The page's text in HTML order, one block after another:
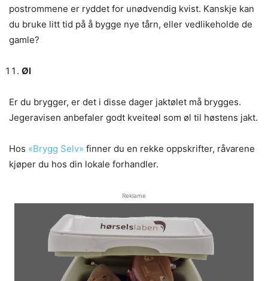
postrommene er ryddet for unødvendig kvist. Kanskje kan
du bruke litt tid på å bygge nye tårn, eller vedlikeholde de
gamle?
Øl
Er du brygger, er det i disse dager jaktølet må brygges.
Jegeravisen anbefaler godt kveiteøl som øl til høstens jakt.
Hos «Brygg Selv» finner du en rekke oppskrifter, råvarene
kjøper du hos din lokale forhandler.
Reklame